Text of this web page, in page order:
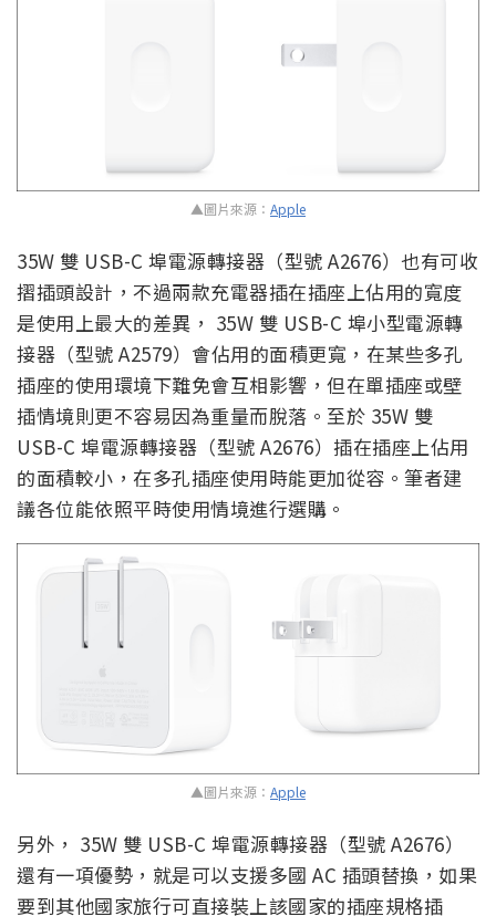
▲圖片來源： Apple
35W 雙 USB-C 埠電源轉接器（型號 A2676）也有可收
摺插頭設計，不過兩款充電器插在插座上佔用的寬度
是使用上最大的差異， 35W 雙 USB-C 埠小型電源轉
接器（型號 A2579）會佔用的面積更寬，在某些多孔
插座的使用環境下難免會互相影響，但在單插座或壁
插情境則更不容易因為重量而脫落。至於 35W 雙
USB-C 埠電源轉接器（型號 A2676）插在插座上佔用
的面積較小，在多孔插座使用時能更加從容。筆者建
議各位能依照平時使用情境進行選購。
▲圖片來源： Apple
另外， 35W 雙 USB-C 埠電源轉接器（型號 A2676）
還有一項優勢，就是可以支援多國 AC 插頭替換，如果
要到其他國家旅行可直接裝上該國家的插座規格插